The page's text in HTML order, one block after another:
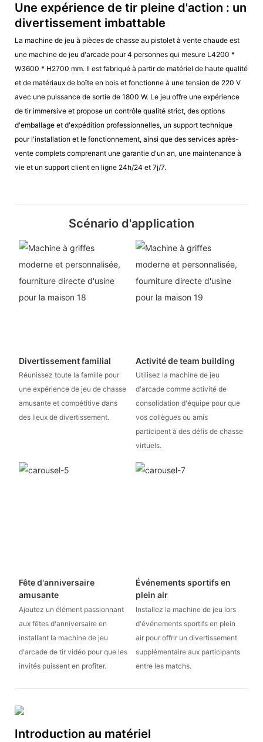
Une expérience de tir pleine d'action : un
divertissement imbattable
La machine de jeu à pièces de chasse au pistolet à vente chaude est
une machine de jeu d'arcade pour 4 personnes qui mesure L4200 *
W3600 * H2700 mm. Il est fabriqué à partir de matériel de haute qualité
et de matériaux de boîte en bois et fonctionne à une tension de 220 V
avec une puissance de sortie de 1800 W. Le jeu offre une expérience
de tir immersive et propose un contrôle qualité strict, des options
d'emballage et d'expédition professionnelles, un support technique
pour l'installation et le fonctionnement, ainsi que des services après-
vente complets comprenant une garantie d'un an, une maintenance à
vie et un support client en ligne 24h/24 et 7j/7.
Scénario d'application
Divertissement familial
Réunissez toute la famille pour
une expérience de jeu de chasse
amusante et compétitive dans
des lieux de divertissement.
Activité de team building
Utilisez la machine de jeu
d'arcade comme activité de
consolidation d'équipe pour que
vos collègues ou amis
participent à des défis de chasse
virtuels.
Fête d'anniversaire
amusante
Ajoutez un élément passionnant
aux fêtes d'anniversaire en
installant la machine de jeu
d'arcade de tir vidéo pour que les
invités puissent en profiter.
Événements sportifs en
plein air
Installez la machine de jeu lors
d'événements sportifs en plein
air pour offrir un divertissement
supplémentaire aux participants
entre les matchs.
Introduction au matériel